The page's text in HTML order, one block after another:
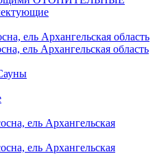
ель Архангельская область
ель Архангельская область
ель Архангельская
ель Архангельская